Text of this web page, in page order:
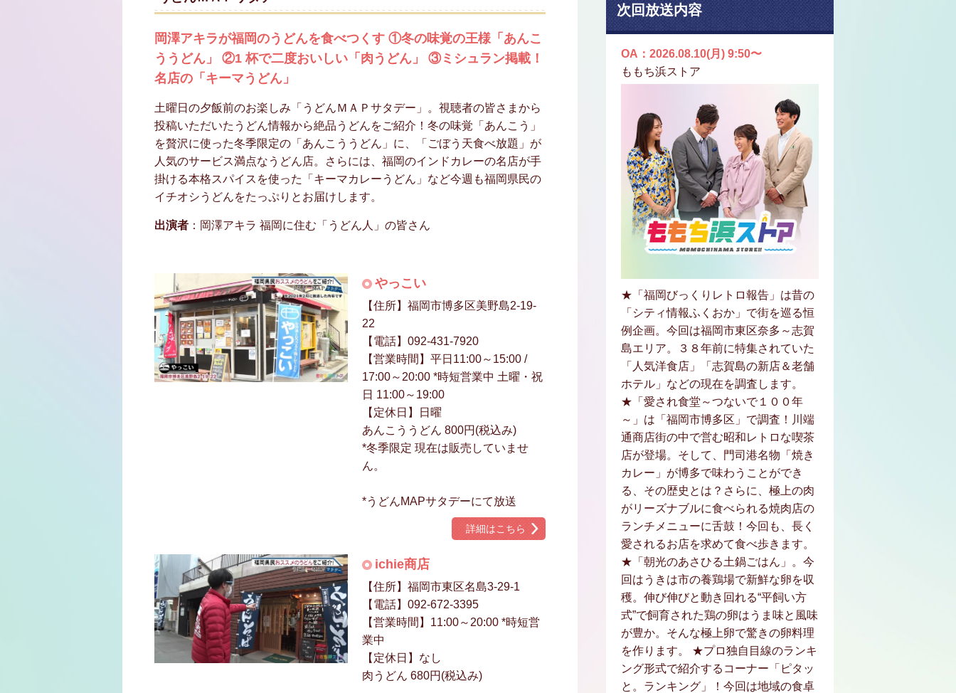
岡澤アキラが福岡のうどんを食べつくす ①冬の味覚の王様「あんこ
ううどん」 ②1 杯で二度おいしい「肉うどん」 ③ミシュラン掲載！
名店の「キーマうどん」
土曜日の夕飯前のお楽しみ「うどんＭＡＰサタデー」。視聴者の皆さまから
投稿いただいたうどん情報から絶品うどんをご紹介！冬の味覚「あんこう」
を贅沢に使った冬季限定の「あんこううどん」に、「ごぼう天食べ放題」が
人気のサービス満点なうどん店。さらには、福岡のインドカレーの名店が手
掛ける本格スパイスを使った「キーマカレーうどん」など今週も福岡県民の
イチオシうどんをたっぷりとお届けします。
出演者 ：岡澤アキラ 福岡に住む「うどん人」の皆さん
やっこい
【住所】福岡市博多区美野島2-19-
22
【電話】092-431-7920
【営業時間】平日11:00～15:00 /
17:00～20:00 *時短営業中 土曜・祝
日 11:00～19:00
【定休日】日曜
あんこううどん 800円(税込み)
*冬季限定 現在は販売していませ
ん。
*うどんMAPサタデーにて放送
詳細はこちら
ichie商店
【住所】福岡市東区名島3-29-1
【電話】092-672-3395
【営業時間】11:00～20:00 *時短営
業中
【定休日】なし
肉うどん 680円(税込み)
次回放送内容
OA：2026.08.10(月) 9:50〜
ももち浜ストア
★「福岡びっくりレトロ報告」は昔の
「シティ情報ふくおか」で街を巡る恒
例企画。今回は福岡市東区奈多～志賀
島エリア。３８年前に特集されていた
「人気洋食店」「志賀島の新店＆老舗
ホテル」などの現在を調査します。
★「愛され食堂～つないで１００年
～」は「福岡市博多区」で調査！川端
通商店街の中で営む昭和レトロな喫茶
店が登場。そして、門司港名物「焼き
カレー」が博多で味わうことができ
る、その歴史とは？さらに、極上の肉
がリーズナブルに食べられる焼肉店の
ランチメニューに舌鼓！今回も、長く
愛されるお店を求めて食べ歩きます。
★「朝光のあさひる土鍋ごはん」。今
回はうきは市の養鶏場で新鮮な卵を収
穫。伸び伸びと動き回れる“平飼い方
式”で飼育された鶏の卵はうま味と風味
が豊か。そんな極上卵で驚きの卵料理
を作ります。 ★プロ独自目線のランキ
ング形式で紹介するコーナー「ピタッ
と。ランキング」！今回は地域の食卓